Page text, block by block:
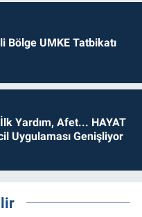
Bölge UMKE Tatbikatı
Yardım, Afet... HAYAT
Uygulaması Genişliyor